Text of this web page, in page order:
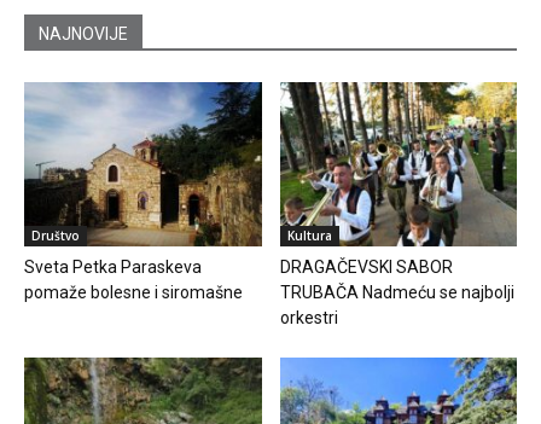
NAJNOVIJE
Društvo
Sveta Petka Paraskeva
pomaže bolesne i siromašne
Kultura
DRAGAČEVSKI SABOR
TRUBAČA Nadmeću se najbolji
orkestri